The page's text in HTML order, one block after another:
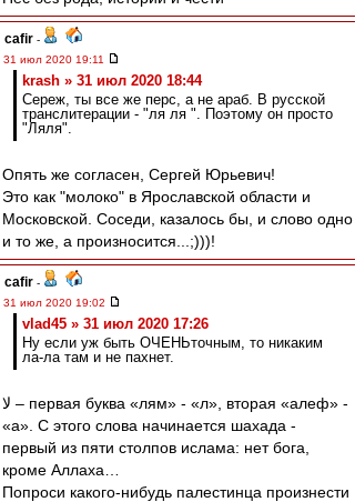
cafir -
31 июл 2020 19:11
krash » 31 июл 2020 18:44
Сереж, ты все же перс, а не араб. В русской
транслитерации - "ля ля ". Поэтому он просто
"Ляля".
Опять же согласен, Сергей Юрьевич!
Это как "молоко" в Ярославской области и
Московской. Соседи, казалось бы, и слово одно
и то же, а произносится...;)))!
cafir -
31 июл 2020 19:02
vlad45 » 31 июл 2020 17:26
Ну если уж быть ОЧЕНЬточным, то никаким
ла-ла там и не пахнет.
لا – первая буква «лям» - «л», вторая «алеф» -
«а». С этого слова начинается шахада -
первый из пяти столпов ислама: нет бога,
кроме Аллаха…
Попроси какого-нибудь палестинца произнести